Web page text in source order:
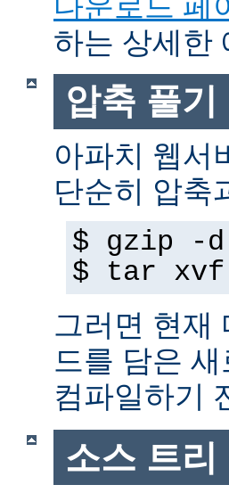
하는 상세한
압축 풀기
아파치 웹서
단순히 압축
$ gzip -d
$ tar xvf
그러면 현재
드를 담은
컴파일하기
소스 트리